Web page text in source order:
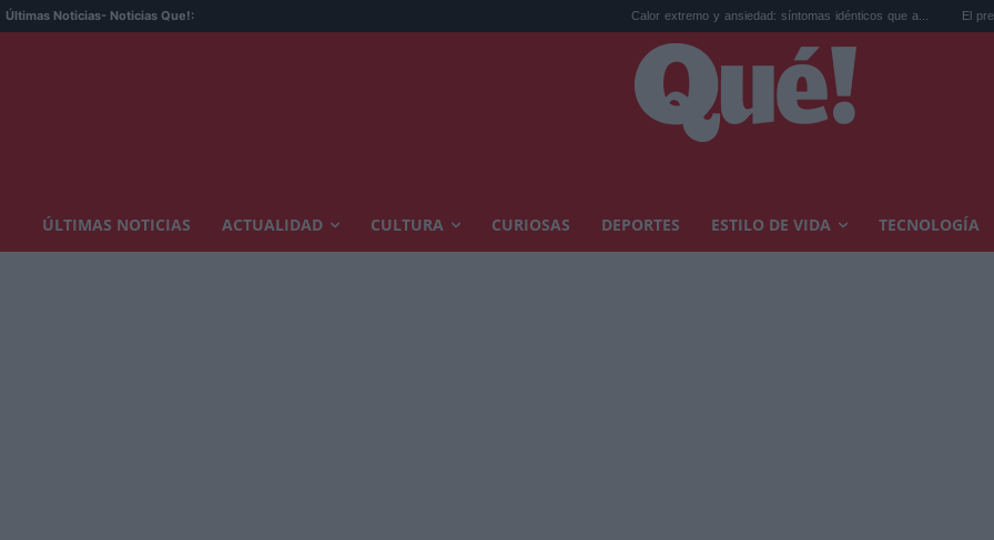
Últimas Noticias- Noticias Que!: Calor extremo y ansiedad: síntomas idénticos que a... El precio de la
ÚLTIMAS NOTICIAS ACTUALIDAD CULTURA CURIOSAS DEPORTES ESTILO DE VIDA TECNOLOGÍA